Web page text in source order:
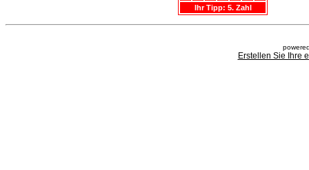
Ihr Tipp: 5. Zahl
Erstellen Sie Ihre